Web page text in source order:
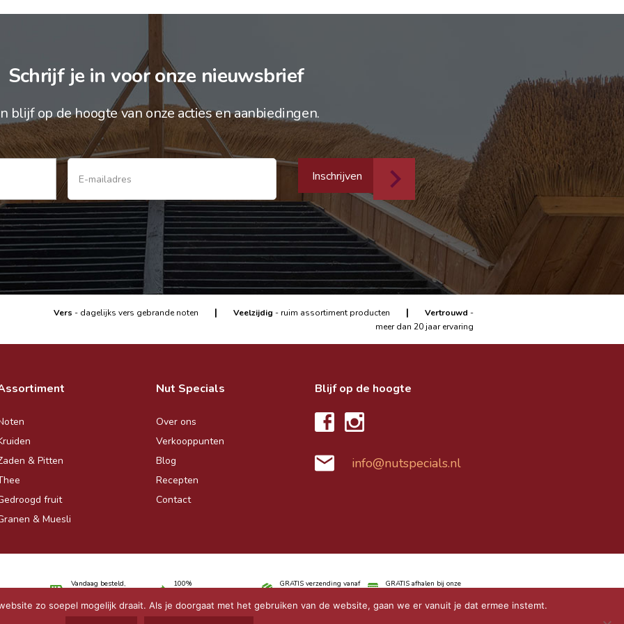
Schrijf je in voor onze nieuwsbrief
blijf op de hoogte van onze acties en aanbiedingen.
Inschrijven
Vers - dagelijks vers gebrande noten | Veelzijdig - ruim assortiment producten | Vertrouwd -
meer dan 20 jaar ervaring
& Pitten
fruit
& Muesli
Nut Specials
Over ons
Verkooppunten
Blog
Recepten
Contact
Blijf op de hoogte
info@nutspecials.nl
Vandaag besteld,
100%
GRATIS verzending vanaf
GRATIS afhalen bij onze
zo soepel mogelijk draait. Als je doorgaat met het gebruiken van de website, gaan we er vanuit je dat ermee instemt.